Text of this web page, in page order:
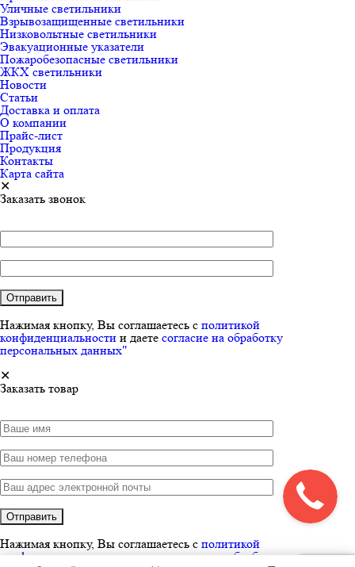
Уличные светильники
Взрывозащищенные светильники
Низковольтные светильники
Эвакуационные указатели
Пожаробезопасные светильники
ЖКХ светильники
Новости
Статьи
Доставка и оплата
О компании
Прайс-лист
Продукция
Контакты
Карта сайта
✕
Заказать звонок
Нажимая кнопку, Вы соглашаетесь с политикой
конфиденциальности и даете согласие на обработку
персональных данных"
✕
Заказать товар
Нажимая кнопку, Вы соглашаетесь с политикой
конфиденциальностии даетесогласие на обработку